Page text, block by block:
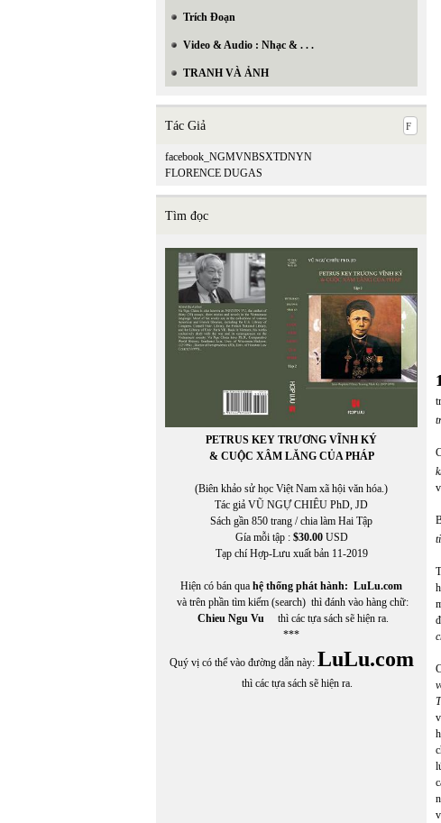
Trích Đoạn
Video & Audio : Nhạc & . . .
TRANH VÀ ẢNH
Tác Giả
facebook_NGMVNBSXTDNYN
FLORENCE DUGAS
Tìm đọc
PETRUS KEY TRƯƠNG VĨNH KÝ
& CUỘC XÂM LĂNG CỦA PHÁP
(Biên khảo sử học Việt Nam xã hội văn hóa.)
Tác giả VŨ NGỰ CHIÊU PhD, JD
Sách gần 850 trang / chia làm Hai Tập
Gía mỗi tập : $30.00USD
Tạp chí Hợp-Lưu xuất bản 11-2019
Hiện có bán qua hệ thống phát hành: LuLu.com
và trên phần tìm kiếm (search) thì đánh vào hàng chữ:
Chieu Ngu Vu thì các tựa sách sẽ hiện ra.
***
Quý vị có thể vào đường dẫn này: LuLu.com
thì các tựa sách sẽ hiện ra.